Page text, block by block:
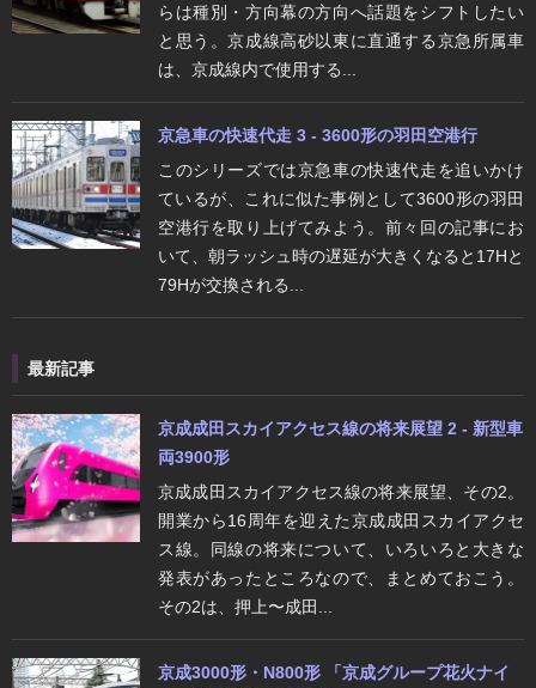
らは種別・方向幕の方向へ話題をシフトしたい
と思う。京成線高砂以東に直通する京急所属車
は、京成線内で使用する...
京急車の快速代走 3 - 3600形の羽田空港行
このシリーズでは京急車の快速代走を追いかけ
ているが、これに似た事例として3600形の羽田
空港行を取り上げてみよう。前々回の記事にお
いて、朝ラッシュ時の遅延が大きくなると17Hと
79Hが交換される...
最新記事
京成成田スカイアクセス線の将来展望 2 - 新型車
両3900形
京成成田スカイアクセス線の将来展望、その2。
開業から16周年を迎えた京成成田スカイアクセ
ス線。同線の将来について、いろいろと大きな
発表があったところなので、まとめておこう。
その2は、押上〜成田...
京成3000形・N800形 「京成グループ花火ナイ